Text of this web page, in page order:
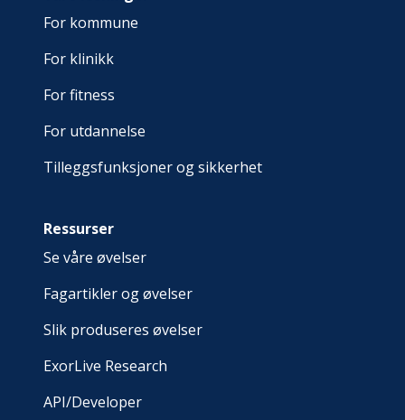
For kommune
For klinikk
For fitness
For utdannelse
Tilleggsfunksjoner og sikkerhet
Ressurser
Se våre øvelser
Fagartikler og øvelser
Slik produseres øvelser
ExorLive Research
API/Developer